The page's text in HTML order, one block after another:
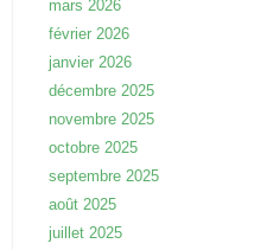
mars 2026
février 2026
janvier 2026
décembre 2025
novembre 2025
octobre 2025
septembre 2025
août 2025
juillet 2025